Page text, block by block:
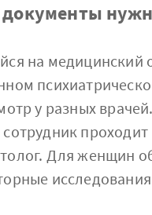
на медицинский
у разных
проходит
Для женщин